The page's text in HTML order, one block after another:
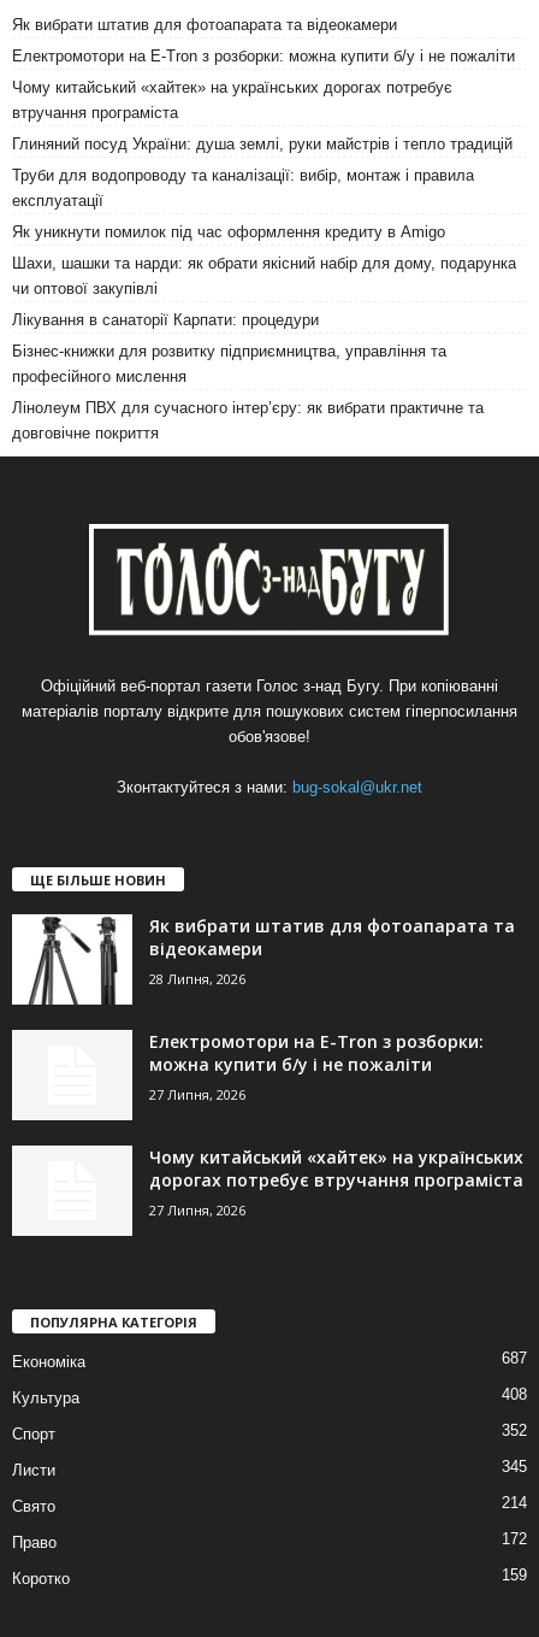
Як вибрати штатив для фотоапарата та відеокамери
Електромотори на E-Tron з розборки: можна купити б/у і не пожаліти
Чому китайський «хайтек» на українських дорогах потребує
втручання програміста
Глиняний посуд України: душа землі, руки майстрів і тепло традицій
Труби для водопроводу та каналізації: вибір, монтаж і правила
експлуатації
Як уникнути помилок під час оформлення кредиту в Amigo
Шахи, шашки та нарди: як обрати якісний набір для дому, подарунка
чи оптової закупівлі
Лікування в санаторії Карпати: процедури
Бізнес-книжки для розвитку підприємництва, управління та
професійного мислення
Лінолеум ПВХ для сучасного інтер’єру: як вибрати практичне та
довговічне покриття
Офіційний веб-портал газети Голос з-над Бугу. При копіюванні
матеріалів порталу відкрите для пошукових систем гіперпосилання
обов'язове!
Зконтактуйтеся з нами: bug-sokal@ukr.net
ЩЕ БІЛЬШЕ НОВИН
Як вибрати штатив для фотоапарата та
відеокамери
28 Липня, 2026
Електромотори на E-Tron з розборки:
можна купити б/у і не пожаліти
27 Липня, 2026
Чому китайський «хайтек» на українських
дорогах потребує втручання програміста
27 Липня, 2026
ПОПУЛЯРНА КАТЕГОРІЯ
Економіка 687
Культура 408
Спорт 352
Листи 345
Свято 214
Право 172
Коротко 159